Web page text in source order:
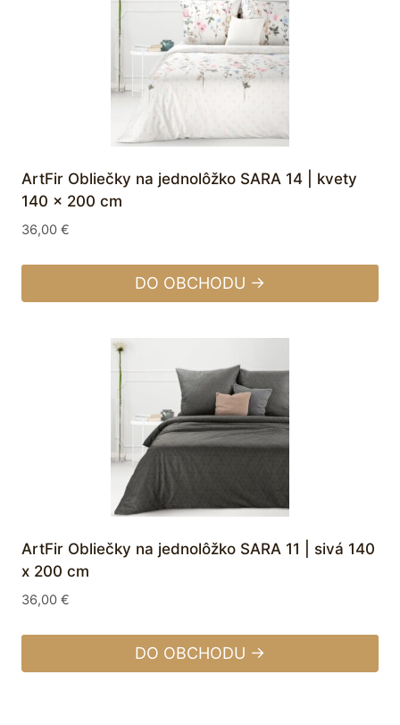
ArtFir Obliečky na jednolôžko SARA 14 | kvety
140 x 200 cm
36,00 €
DO OBCHODU →
ArtFir Obliečky na jednolôžko SARA 11 | sivá 140
x 200 cm
36,00 €
DO OBCHODU →